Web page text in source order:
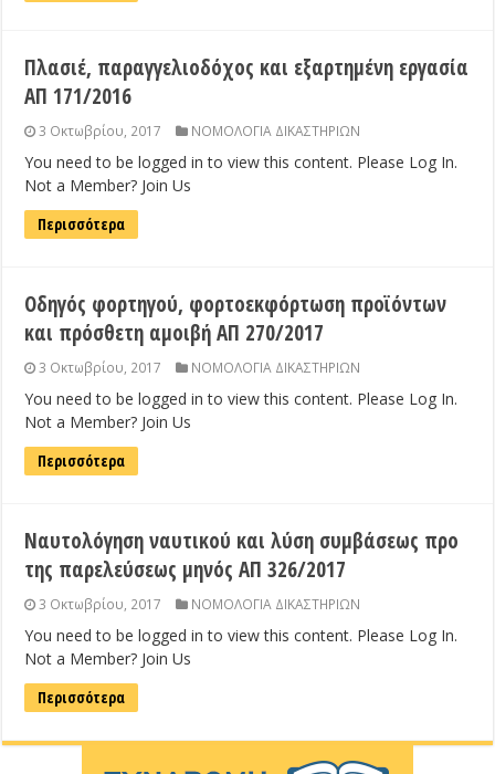
Πλασιέ, παραγγελιοδόχος και εξαρτημένη εργασία
ΑΠ 171/2016
3 Οκτωβρίου, 2017 ΝΟΜΟΛΟΓΙΑ ΔΙΚΑΣΤΗΡΙΩΝ
You need to be logged in to view this content. Please Log In.
Not a Member? Join Us
Περισσότερα
Οδηγός φορτηγού, φορτοεκφόρτωση προϊόντων
και πρόσθετη αμοιβή ΑΠ 270/2017
3 Οκτωβρίου, 2017 ΝΟΜΟΛΟΓΙΑ ΔΙΚΑΣΤΗΡΙΩΝ
You need to be logged in to view this content. Please Log In.
Not a Member? Join Us
Περισσότερα
Ναυτολόγηση ναυτικού και λύση συμβάσεως προ
της παρελεύσεως μηνός ΑΠ 326/2017
3 Οκτωβρίου, 2017 ΝΟΜΟΛΟΓΙΑ ΔΙΚΑΣΤΗΡΙΩΝ
You need to be logged in to view this content. Please Log In.
Not a Member? Join Us
Περισσότερα